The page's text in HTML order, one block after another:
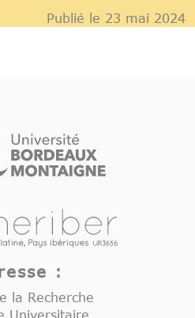
Publié le 23 mai 2024
:
la Recherche
Universitaire